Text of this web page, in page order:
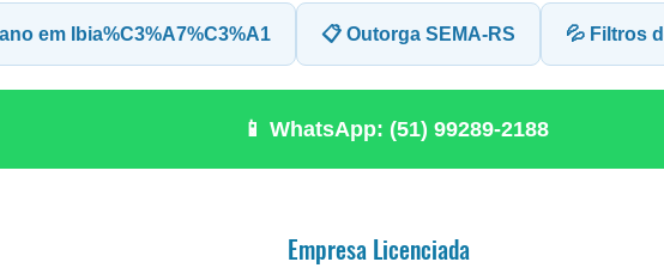
em Ibia%C3%A7%C3%A1 📋 Outorga SEMA-RS 💦 Filtros
📱 WhatsApp: (51) 99289-2188
Empresa Licenciada